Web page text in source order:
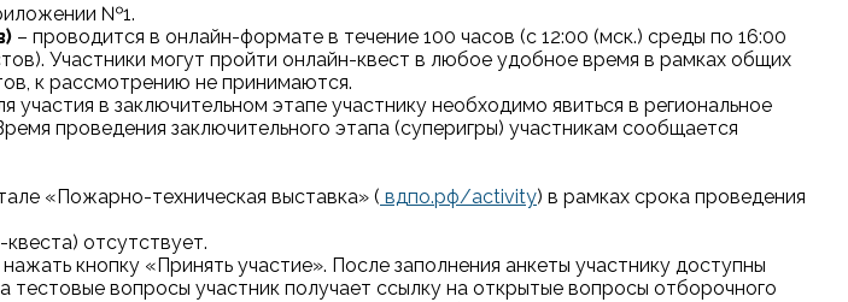
№1.
– проводится в онлайн-формате в течение 100 часов (с 12:00 (мск.) среды по 16:00
Участники могут пройти онлайн-квест в любое удобное время в рамках общих
к рассмотрению не принимаются.
в заключительном этапе участнику необходимо явиться в региональное
проведения заключительного этапа (суперигры) участникам сообщается
«Пожарно-техническая выставка» ( вдпо.рф/activity) в рамках срока проведения
отсутствует.
кнопку «Принять участие». После заполнения анкеты участнику доступны
вопросы участник получает ссылку на открытые вопросы отборочного